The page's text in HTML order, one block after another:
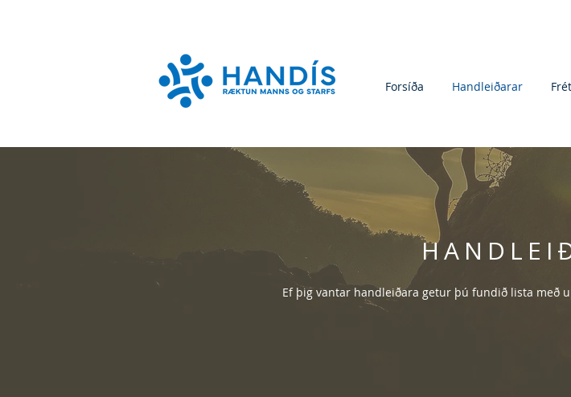
Forsíða Handleiðarar
Ef þig vantar handleiðara getur þú fundið lista með